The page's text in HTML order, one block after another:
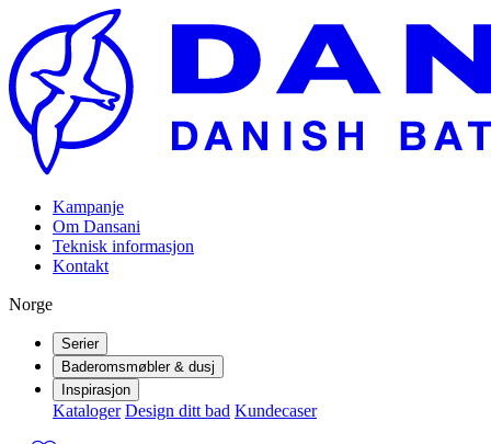
Kampanje
Om Dansani
Teknisk informasjon
Kontakt
Norge
Serier
Baderomsmøbler & dusj
Inspirasjon
Kataloger Design ditt bad Kundecaser